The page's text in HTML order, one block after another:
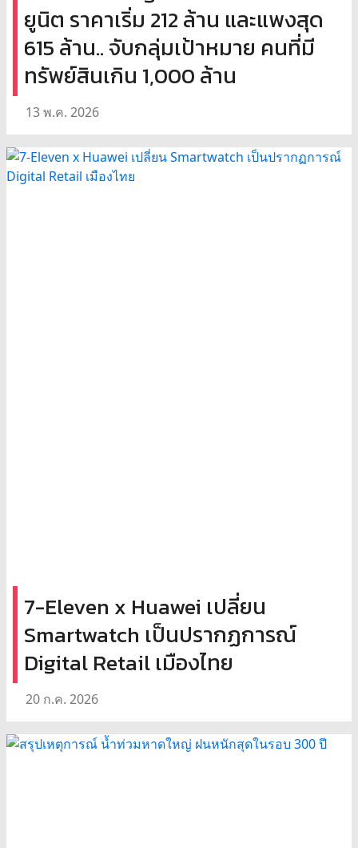
ยูนิต ราคาเริ่ม 212 ล้าน และแพงสุด
615 ล้าน.. จับกลุ่มเป้าหมาย คนที่มี
ทรัพย์สินเกิน 1,000 ล้าน
13 พ.ค. 2026
7-Eleven x Huawei เปลี่ยน
Smartwatch เป็นปรากฏการณ์
Digital Retail เมืองไทย
20 ก.ค. 2026